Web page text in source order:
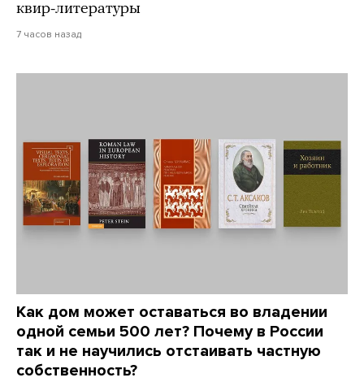
квир-литературы
7 часов назад
Как дом может оставаться во владении
одной семьи 500 лет? Почему в России
так и не научились отстаивать частную
собственность?